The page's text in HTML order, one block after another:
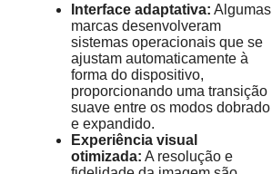
Interface adaptativa: Algumas
marcas desenvolveram
sistemas operacionais que se
ajustam automaticamente à
forma do dispositivo,
proporcionando uma transição
suave entre os modos dobrado
e expandido.
Experiência visual
otimizada: A resolução e